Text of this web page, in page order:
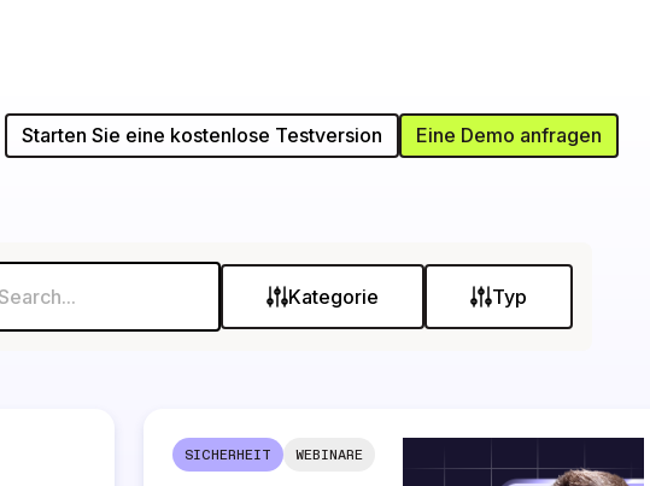
Starten Sie eine kostenlose Testversion Eine Demo anfragen
Kategorie Typ
SICHERHEIT WEBINARE